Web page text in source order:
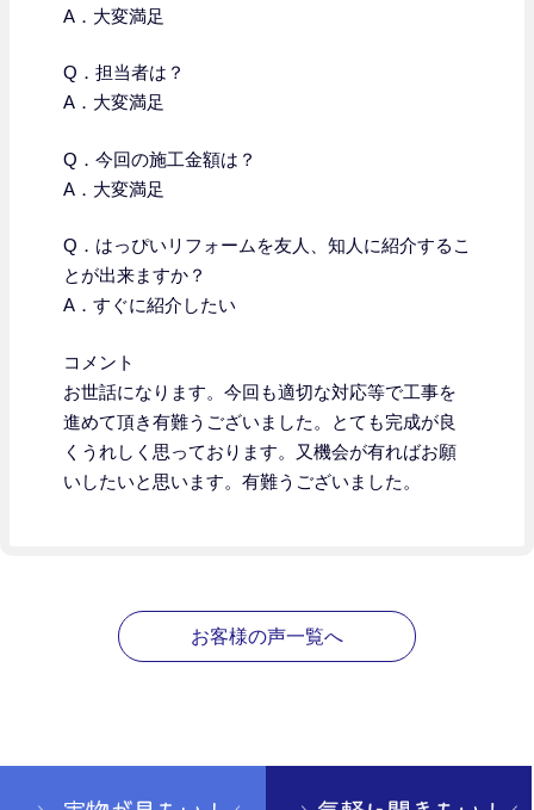
A．大変満足
Q．担当者は？
A．大変満足
Q．今回の施工金額は？
A．大変満足
Q．はっぴいリフォームを友人、知人に紹介するこ
とが出来ますか？
A．すぐに紹介したい
コメント
お世話になります。今回も適切な対応等で工事を
進めて頂き有難うございました。とても完成が良
くうれしく思っております。又機会が有ればお願
いしたいと思います。有難うございました。
お客様の声一覧へ